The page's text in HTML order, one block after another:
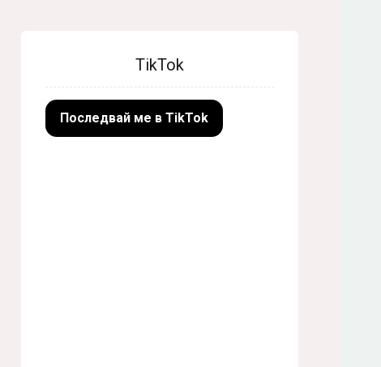
TikTok
Последвай ме в TikTok